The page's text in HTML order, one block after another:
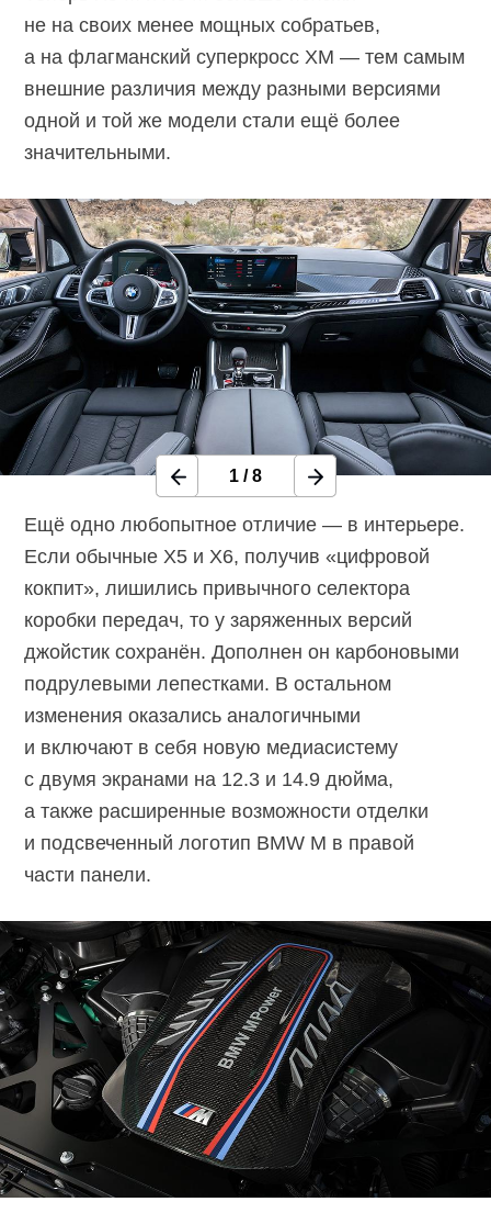
не на своих менее мощных собратьев,
а на флагманский суперкросс XM — тем самым
внешние различия между разными версиями
одной и той же модели стали ещё более
значительными.
1 /8
Ещё одно любопытное отличие — в интерьере.
Если обычные X5 и X6, получив «цифровой
кокпит», лишились привычного селектора
коробки передач, то у заряженных версий
джойстик сохранён. Дополнен он карбоновыми
подрулевыми лепестками. В остальном
изменения оказались аналогичными
и включают в себя новую медиасистему
с двумя экранами на 12.3 и 14.9 дюйма,
а также расширенные возможности отделки
и подсвеченный логотип BMW M в правой
части панели.